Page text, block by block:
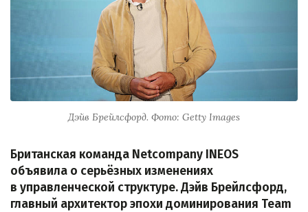
Дэйв Брейлсфорд. Фото: Getty Images
Британская команда Netcompany INEOS
объявила о серьёзных изменениях
в управленческой структуре. Дэйв Брейлсфорд,
главный архитектор эпохи доминирования Team